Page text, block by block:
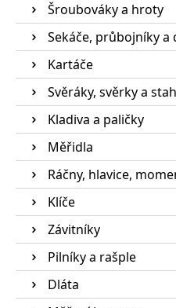
Šroubováky a hroty
Sekáče, průbojníky a
Kartáče
Svěráky, svěrky a
Kladiva a paličky
Měřidla
Ráčny, hlavice,
Klíče
Závitníky
Pilníky a rašple
Dláta